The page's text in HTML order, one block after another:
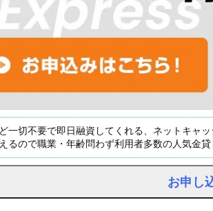
一切不要で即日融資してくれる、ネットキャ
るので職業・年齢問わず利用者多数の人気金貸
お申し